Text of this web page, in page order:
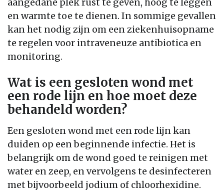
en warmte toe te dienen. In sommige gevallen
kan het nodig zijn om een ziekenhuisopname
te regelen voor intraveneuze antibiotica en
monitoring.
Wat is een gesloten wond met
een rode lijn en hoe moet deze
behandeld worden?
Een gesloten wond met een rode lijn kan
duiden op een beginnende infectie. Het is
belangrijk om de wond goed te reinigen met
water en zeep, en vervolgens te desinfecteren
met bijvoorbeeld jodium of chloorhexidine.